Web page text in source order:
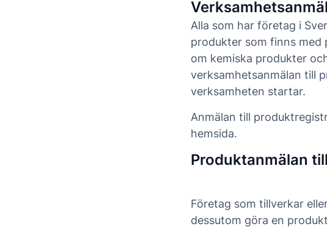
Alla som har företag i
produkter som finns med
om kemiska produkter
verksamhetsanmälan till
verksamheten startar.
Anmälan till
hemsida.
Produktanmälan
Företag som tillverkar
dessutom göra en